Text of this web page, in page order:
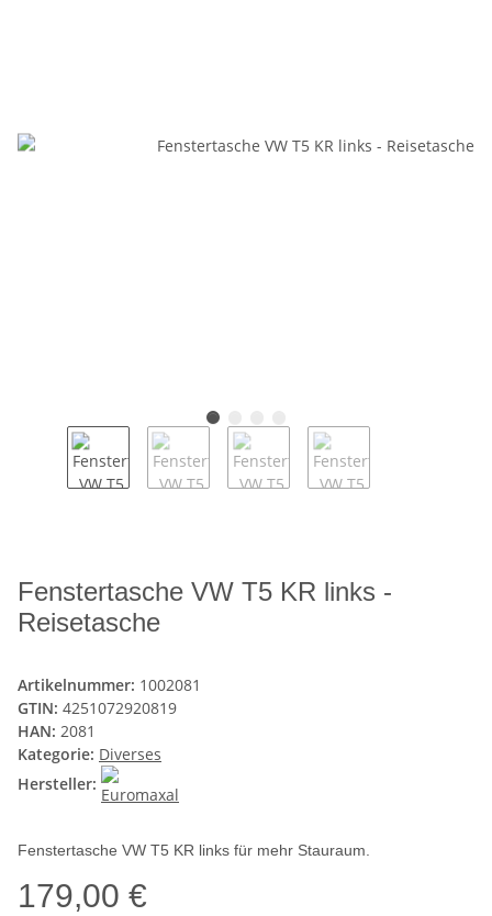
Fenstertasche VW T5 KR links -
Reisetasche
Artikelnummer: 1002081
GTIN: 4251072920819
HAN: 2081
Kategorie: Diverses
Hersteller:
Fenstertasche VW T5 KR links für mehr Stauraum.
179,00 €